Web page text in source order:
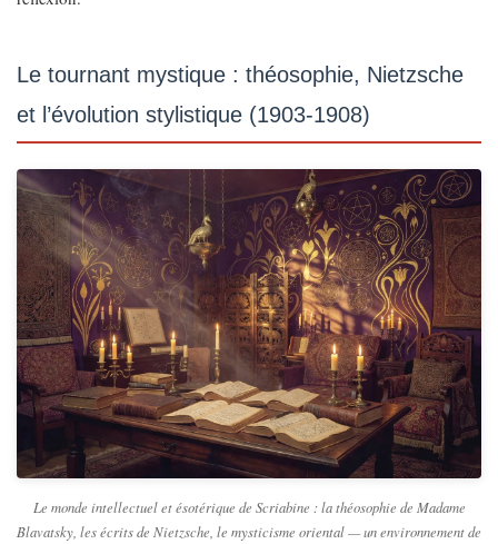
Le tournant mystique : théosophie, Nietzsche
et l’évolution stylistique (1903-1908)
Le monde intellectuel et ésotérique de Scriabine : la théosophie de Madame
Blavatsky, les écrits de Nietzsche, le mysticisme oriental — un environnement de